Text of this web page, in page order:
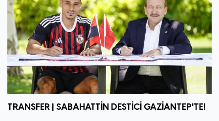
TRANSFER | SABAHATTİN DESTİCİ GAZİANTEP'TE!